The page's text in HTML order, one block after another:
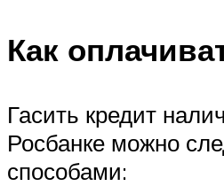
Как
Гасить кредит
Росбанке можно
способами: